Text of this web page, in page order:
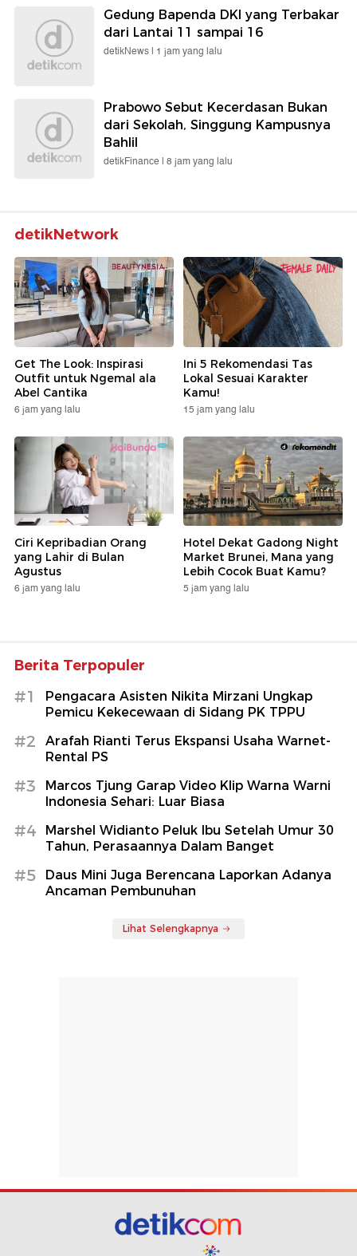
Gedung Bapenda DKI yang Terbakar
dari Lantai 11 sampai 16
detikNews | 1 jam yang lalu
Prabowo Sebut Kecerdasan Bukan
dari Sekolah, Singgung Kampusnya
Bahlil
detikFinance | 8 jam yang lalu
detikNetwork
Get The Look: Inspirasi
Outfit untuk Ngemal ala
Abel Cantika
6 jam yang lalu
Ini 5 Rekomendasi Tas
Lokal Sesuai Karakter
Kamu!
15 jam yang lalu
Ciri Kepribadian Orang
yang Lahir di Bulan
Agustus
6 jam yang lalu
Hotel Dekat Gadong Night
Market Brunei, Mana yang
Lebih Cocok Buat Kamu?
5 jam yang lalu
Berita Terpopuler
#1
Pengacara Asisten Nikita Mirzani Ungkap
Pemicu Kekecewaan di Sidang PK TPPU
#2
Arafah Rianti Terus Ekspansi Usaha Warnet-
Rental PS
#3
Marcos Tjung Garap Video Klip Warna Warni
Indonesia Sehari: Luar Biasa
#4
Marshel Widianto Peluk Ibu Setelah Umur 30
Tahun, Perasaannya Dalam Banget
#5
Daus Mini Juga Berencana Laporkan Adanya
Ancaman Pembunuhan
Lihat Selengkapnya